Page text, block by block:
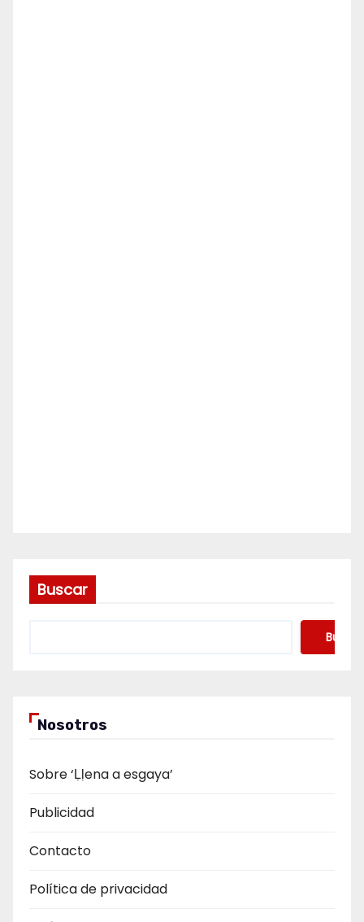
Buscar
Buscar
Nosotros
Sobre ‘Ḷḷena a esgaya’
Publicidad
Contacto
Política de privacidad